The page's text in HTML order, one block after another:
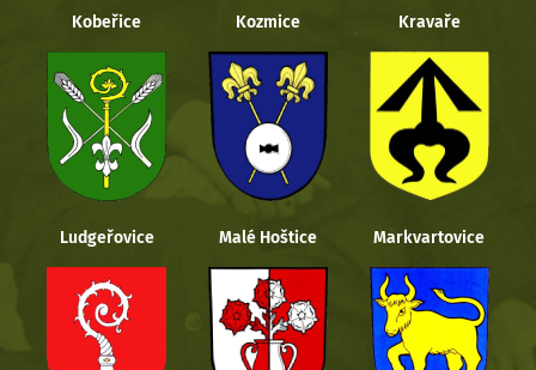
Kobeřice Kozmice Kravaře
Ludgeřovice Malé Hoštice Markvartovice